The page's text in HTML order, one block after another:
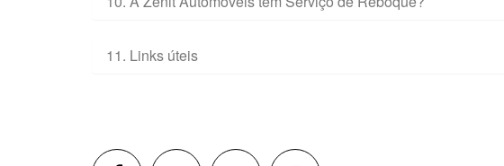
11. Links úteis